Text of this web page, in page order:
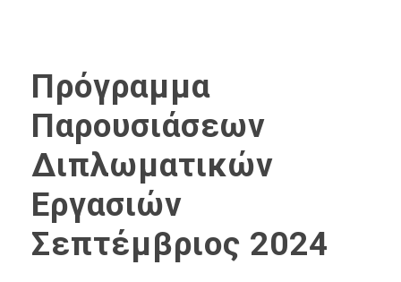
Πρόγραμμα
Παρουσιάσεων
Διπλωματικών
Εργασιών
Σεπτέμβριος 2024